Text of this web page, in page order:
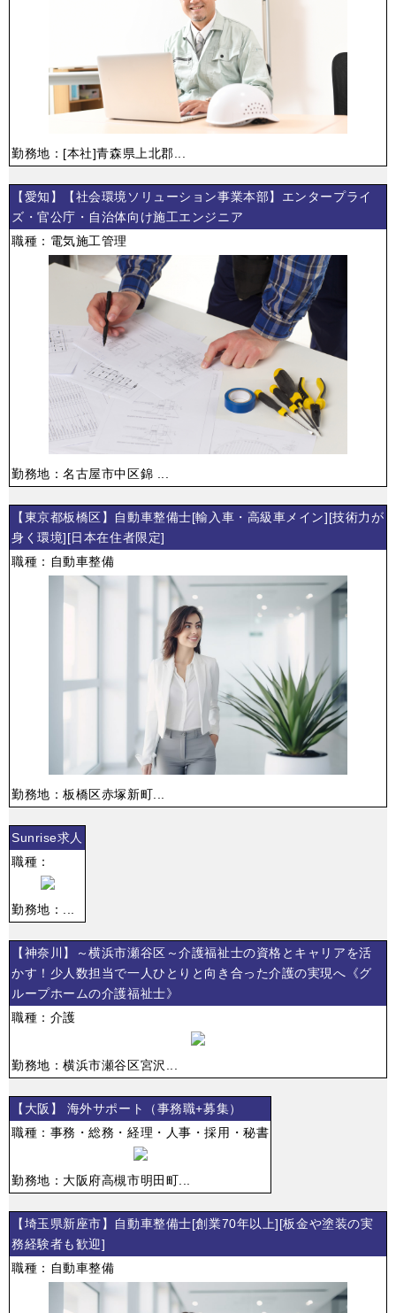
勤務地：[本社]青森県上北郡...
【愛知】【社会環境ソリューション事業本部】エンタープライ
ズ・官公庁・自治体向け施工エンジニア
職種：電気施工管理
勤務地：名古屋市中区錦 ...
【東京都板橋区】自動車整備士[輸入車・高級車メイン][技術力が
身く環境][日本在住者限定]
職種：自動車整備
勤務地：板橋区赤塚新町...
Sunrise求人
職種：
勤務地：...
【神奈川】～横浜市瀬谷区～介護福祉士の資格とキャリアを活
かす！少人数担当で一人ひとりと向き合った介護の実現へ《グ
ループホームの介護福祉士》
職種：介護
勤務地：横浜市瀬谷区宮沢...
【大阪】 海外サポート（事務職+募集）
職種：事務・総務・経理・人事・採用・秘書
勤務地：大阪府高槻市明田町...
【埼玉県新座市】自動車整備士[創業70年以上][板金や塗装の実
務経験者も歓迎]
職種：自動車整備